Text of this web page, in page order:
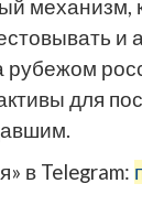
механизм,
и
рубежом
для
в Telegram: